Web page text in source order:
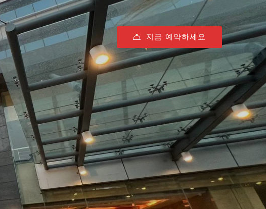
지금 예약하세요